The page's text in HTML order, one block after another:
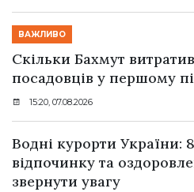
ВАЖЛИВО
Скільки Бахмут
посадовців у першому
15:20, 07.08.2026
Водні курорти України:
відпочинку та
звернути увагу